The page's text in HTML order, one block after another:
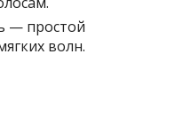
— простой
волн.